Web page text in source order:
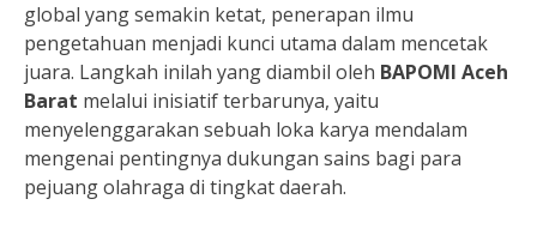
global yang semakin ketat, penerapan ilmu
pengetahuan menjadi kunci utama dalam mencetak
juara. Langkah inilah yang diambil oleh BAPOMI Aceh
Barat melalui inisiatif terbarunya, yaitu
menyelenggarakan sebuah loka karya mendalam
mengenai pentingnya dukungan sains bagi para
pejuang olahraga di tingkat daerah.